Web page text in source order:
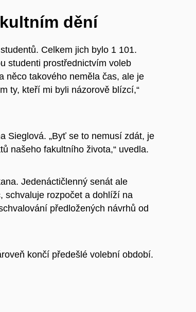
dění
Celkem jich bylo 1 101.
studenti prostřednictvím voleb
něco takového neměla čas, ale je
ty, kteří mi byli názorově blízcí,“
Sieglová. „Byť se to nemusí zdát, je
našeho fakultního života,“ uvedla.
Jedenáctičlenný senát ale
schvaluje rozpočet a dohlíží na
předložených návrhů od
končí předešlé volební období.